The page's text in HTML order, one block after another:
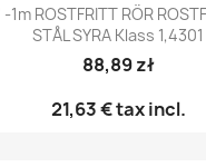
ROSTFRITT RÖR
STÅL SYRA Klass 1,4301
88,89 zł
21,63 €tax incl.